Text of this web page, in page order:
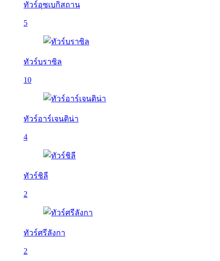
ทัวร์อุซเบกิสถาน
5
ทัวร์บราซิล
10
ทัวร์อาร์เจนติน่า
4
ทัวร์ชิลี
2
ทัวร์ศรีลังกา
2